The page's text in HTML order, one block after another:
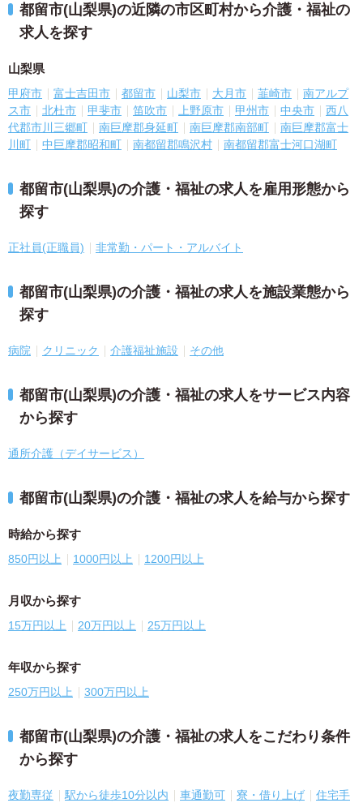
都留市(山梨県)の近隣の市区町村から介護・福祉の
求人を探す
山梨県
甲府市 富士吉田市 都留市 山梨市 大月市 韮崎市
南アルプ
ス市
北杜市 甲斐市 笛吹市 上野原市 甲州市 中央市
西八
代郡市川三郷町
南巨摩郡身延町 南巨摩郡南部町
南巨摩郡富士
川町
中巨摩郡昭和町 南都留郡鳴沢村 南都留郡富士河口湖町
都留市(山梨県)の介護・福祉の求人を雇用形態から
探す
正社員(正職員) 非常勤・パート・アルバイト
都留市(山梨県)の介護・福祉の求人を施設業態から
探す
病院 クリニック 介護福祉施設 その他
都留市(山梨県)の介護・福祉の求人をサービス内容
から探す
通所介護（デイサービス）
都留市(山梨県)の介護・福祉の求人を給与から探す
時給から探す
850円以上 1000円以上 1200円以上
月収から探す
15万円以上 20万円以上 25万円以上
年収から探す
250万円以上 300万円以上
都留市(山梨県)の介護・福祉の求人をこだわり条件
から探す
夜勤専従 駅から徒歩10分以内 車通勤可 寮・借り上げ
住宅手